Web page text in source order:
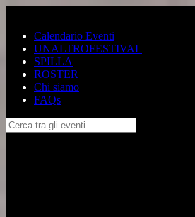
Calendario Eventi
UNALTROFESTIVAL
SPILLA
ROSTER
Chi siamo
FAQs
Cerca tra gli eventi...